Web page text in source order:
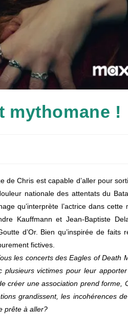
mythomane !
de Chris est capable d’aller pour
nationale des attentats du
qu’interprète l’actrice dans cette
Kauffmann et Jean-Baptiste
d’Or. Bien qu’inspirée de faits
fictives.
les concerts des Eagles of Death
victimes pour leur
créer une association prend forme,
grandissent, les incohérences
prête à aller?